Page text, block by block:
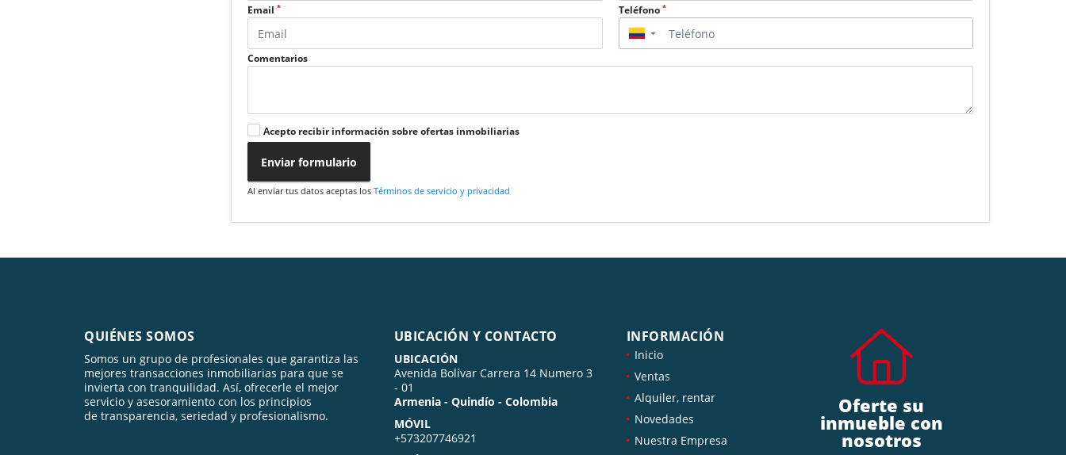
Email* Teléfono *
▼
Comentarios
Acepto recibir información sobre ofertas inmobiliarias
Enviar formulario
Al enviar tus datos aceptas losTérminos de servicio y privacidad
QUIÉNES SOMOS
Somos un grupo de profesionales que garantiza las
mejores transacciones inmobiliarias para que se
invierta con tranquilidad. Así, ofrecerle el mejor
servicio y asesoramiento con los principios
de transparencia, seriedad y profesionalismo.
UBICACIÓN Y CONTACTO
UBICACIÓN
Avenida Bolívar Carrera 14 Numero 3
- 01
Armenia - Quindío - Colombia
MÓVIL
+573207746921
INFORMACIÓN
Inicio
Ventas
Alquiler, rentar
Novedades
Nuestra Empresa
Oferte su
inmueble con
nosotros